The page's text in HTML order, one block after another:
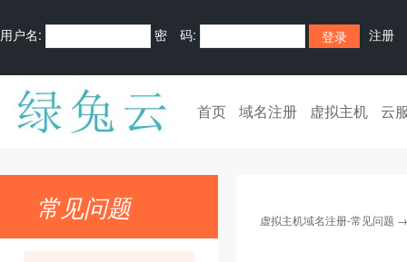
用户名: 密 码: 注册
首页 域名注册 虚拟主机 云
常见问题 虚拟主机域名注册-常见问题